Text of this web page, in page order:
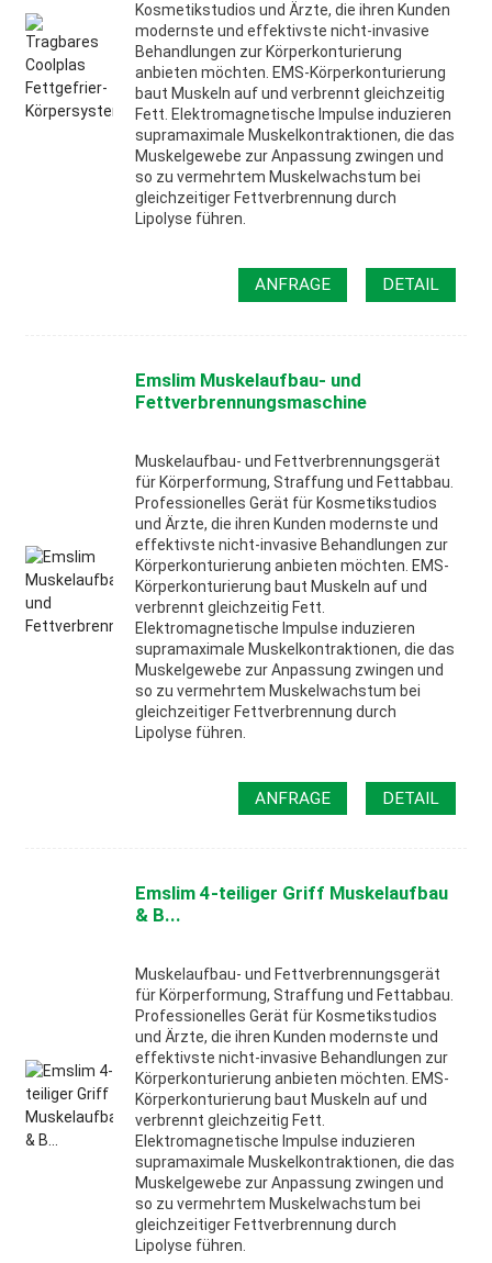
Kosmetikstudios und Ärzte, die ihren Kunden
modernste und effektivste nicht-invasive
Behandlungen zur Körperkonturierung
anbieten möchten. EMS-Körperkonturierung
baut Muskeln auf und verbrennt gleichzeitig
Fett. Elektromagnetische Impulse induzieren
supramaximale Muskelkontraktionen, die das
Muskelgewebe zur Anpassung zwingen und
so zu vermehrtem Muskelwachstum bei
gleichzeitiger Fettverbrennung durch
Lipolyse führen.
ANFRAGE DETAIL
Emslim Muskelaufbau- und
Fettverbrennungsmaschine
Muskelaufbau- und Fettverbrennungsgerät
für Körperformung, Straffung und Fettabbau.
Professionelles Gerät für Kosmetikstudios
und Ärzte, die ihren Kunden modernste und
effektivste nicht-invasive Behandlungen zur
Körperkonturierung anbieten möchten. EMS-
Körperkonturierung baut Muskeln auf und
verbrennt gleichzeitig Fett.
Elektromagnetische Impulse induzieren
supramaximale Muskelkontraktionen, die das
Muskelgewebe zur Anpassung zwingen und
so zu vermehrtem Muskelwachstum bei
gleichzeitiger Fettverbrennung durch
Lipolyse führen.
ANFRAGE DETAIL
Emslim 4-teiliger Griff Muskelaufbau
& B...
Muskelaufbau- und Fettverbrennungsgerät
für Körperformung, Straffung und Fettabbau.
Professionelles Gerät für Kosmetikstudios
und Ärzte, die ihren Kunden modernste und
effektivste nicht-invasive Behandlungen zur
Körperkonturierung anbieten möchten. EMS-
Körperkonturierung baut Muskeln auf und
verbrennt gleichzeitig Fett.
Elektromagnetische Impulse induzieren
supramaximale Muskelkontraktionen, die das
Muskelgewebe zur Anpassung zwingen und
so zu vermehrtem Muskelwachstum bei
gleichzeitiger Fettverbrennung durch
Lipolyse führen.